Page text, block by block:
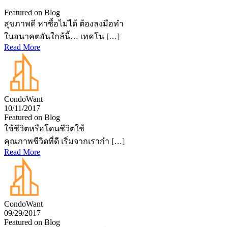
Featured on Blog
สุขภาพดี หาซื้อไม่ได้ ต้องลงมือทำ
ในอนาคตอันใกล้นี้… เทคโน […]
Read More
CondoWant
10/11/2017
Featured on Blog
ใช้ชีวิตหรือโดนชีวิตใช้
คุณภาพชีวิตที่ดี เริ่มจากเรากำ […]
Read More
CondoWant
09/29/2017
Featured on Blog